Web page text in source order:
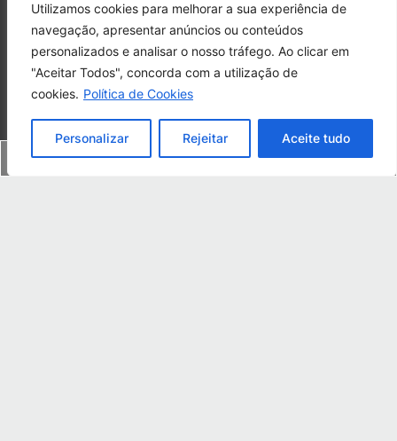
Utilizamos cookies para melhorar a sua experiência de
navegação, apresentar anúncios ou conteúdos
personalizados e analisar o nosso tráfego. Ao clicar em
"Aceitar Todos", concorda com a utilização de
cookies. Política de Cookies
Personalizar Rejeitar Aceite tudo
Queres juntar-te a nós? Nós ligamos!
Rua da Falesia nº14,
8200-593 Albufeira
Algarve - Portugal
(+351) 933 523 080